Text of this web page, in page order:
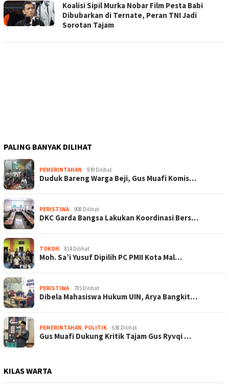
Koalisi Sipil Murka Nobar Film Pesta Babi
Dibubarkan di Ternate, Peran TNI Jadi
Sorotan Tajam
PALING BANYAK DILIHAT
PEMERINTAHAN 939 Dilihat
Duduk Bareng Warga Beji, Gus Muafi Komis…
PERISTIWA 908 Dilihat
DKC Garda Bangsa Lakukan Koordinasi Bers…
TOKOH 814 Dilihat
Moh. Sa’i Yusuf Dipilih PC PMII Kota Mal…
PERISTIWA 785 Dilihat
Dibela Mahasiswa Hukum UIN, Arya Bangkit…
PEMERINTAHAN, POLITIK 638 Dilihat
Gus Muafi Dukung Kritik Tajam Gus Ryvqi …
KILAS WARTA